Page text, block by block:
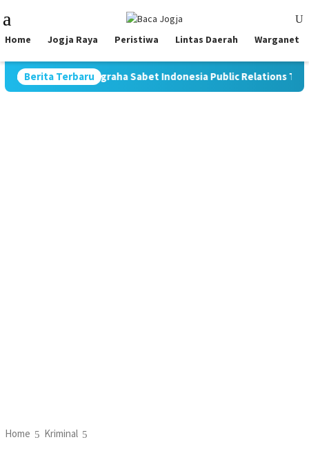
to
content
Menu
Home Jogja Raya Peristiwa Lintas Daerah Warganet
Berita Terbaru
Kurnia Nugraha Sabet Indonesia Public Relations Top Leader
Home Kriminal